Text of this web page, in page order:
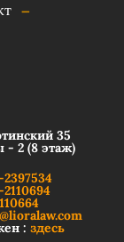
35
2 (8 этаж)
: здесь